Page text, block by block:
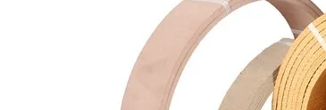
Doublure de frein libre
d'amiante